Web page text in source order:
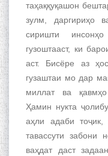
таҳаққуқашон
зулм, даргириҳо
сиришти
гузоштааст, ки
аст. Бисёре аз
гузаштаи мо дар
миллат ва
Ҳамин нукта
аҳли адаби
тавассути забони
ваҳдат даст